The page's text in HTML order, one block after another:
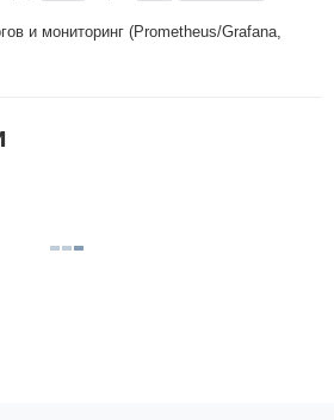
и мониторинг (Prometheus/Grafana,